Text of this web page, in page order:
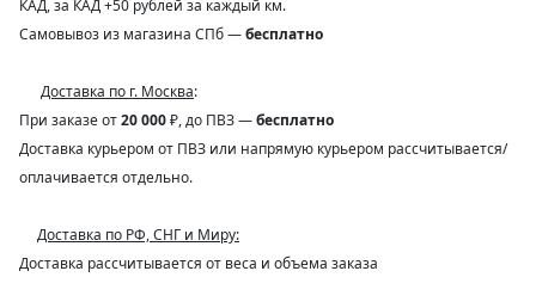
КАД, за КАД +50 рублей за каждый км.
Самовывоз из магазина СПб —бесплатно
Доставка по г. Москва:
При заказе от20 000₽, до ПВЗ —бесплатно
Доставка курьером от ПВЗ или напрямую курьером рассчитывается/
оплачивается отдельно.
Доставка по РФ, СНГ и Миру:
Доставка рассчитывается от веса и объема заказа